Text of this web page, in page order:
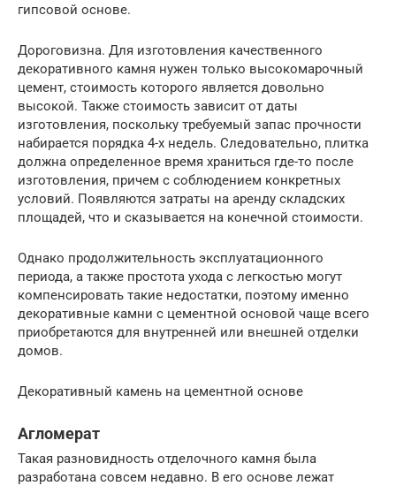
гипсовой основе.
Дороговизна. Для изготовления качественного
декоративного камня нужен только высокомарочный
цемент, стоимость которого является довольно
высокой. Также стоимость зависит от даты
изготовления, поскольку требуемый запас прочности
набирается порядка 4-х недель. Следовательно, плитка
должна определенное время храниться где-то после
изготовления, причем с соблюдением конкретных
условий. Появляются затраты на аренду складских
площадей, что и сказывается на конечной стоимости.
Однако продолжительность эксплуатационного
периода, а также простота ухода с легкостью могут
компенсировать такие недостатки, поэтому именно
декоративные камни с цементной основой чаще всего
приобретаются для внутренней или внешней отделки
домов.
Декоративный камень на цементной основе
Агломерат
Такая разновидность отделочного камня была
разработана совсем недавно. В его основе лежат